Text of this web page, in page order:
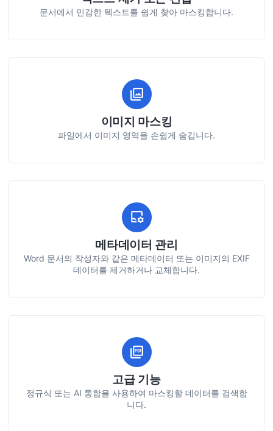
문서에서 민감한 텍스트를 쉽게 찾아 마스킹합니다.
이미지 마스킹
파일에서 이미지 영역을 손쉽게 숨깁니다.
메타데이터 관리
Word 문서의 작성자와 같은 메타데이터 또는 이미지의 EXIF
데이터를 제거하거나 교체합니다.
고급 기능
정규식 또는 AI 통합을 사용하여 마스킹할 데이터를 검색합
니다.